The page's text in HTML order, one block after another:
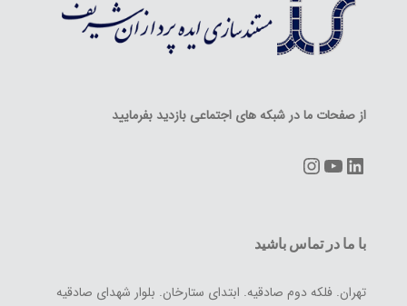
از صفحات ما در شبکه های اجتماعی بازدید بفرمایید
LinkedIn
YouTube
Instagram
با ما در تماس باشید
تهران. فلکه دوم صادقیه. ابتدای ستارخان. بلوار شهدای صادقیه